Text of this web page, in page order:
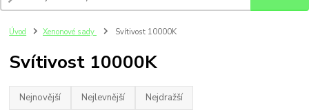
Úvod Xenonové sady Svítivost 10000K
Svítivost 10000K
Nejnovější Nejlevnější Nejdražší